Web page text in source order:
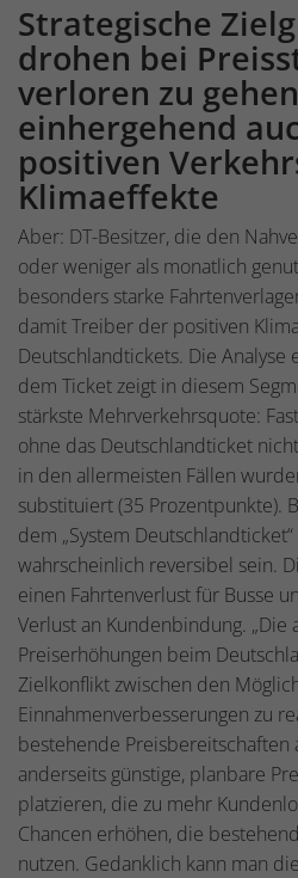
Strategische
drohen bei
verloren zu
einhergehend
positiven
Klimaeffekte
Aber: DT-Besitzer, die den
oder weniger als monatlich
besonders starke
damit Treiber der positiven
Deutschlandtickets. Die
dem Ticket zeigt in diesem
stärkste Mehrverkehrsquote:
ohne das Deutschlandticket
in den allermeisten Fällen
substituiert (35 Prozentpunkte).
dem „System
wahrscheinlich reversibel sein.
einen Fahrtenverlust für Busse
Verlust an Kundenbindung. „Die
Preiserhöhungen beim
Zielkonflikt zwischen den
Einnahmenverbesserungen zu
bestehende
anderseits günstige, planbare
platzieren, die zu mehr
Chancen erhöhen, die
nutzen. Gedanklich kann man